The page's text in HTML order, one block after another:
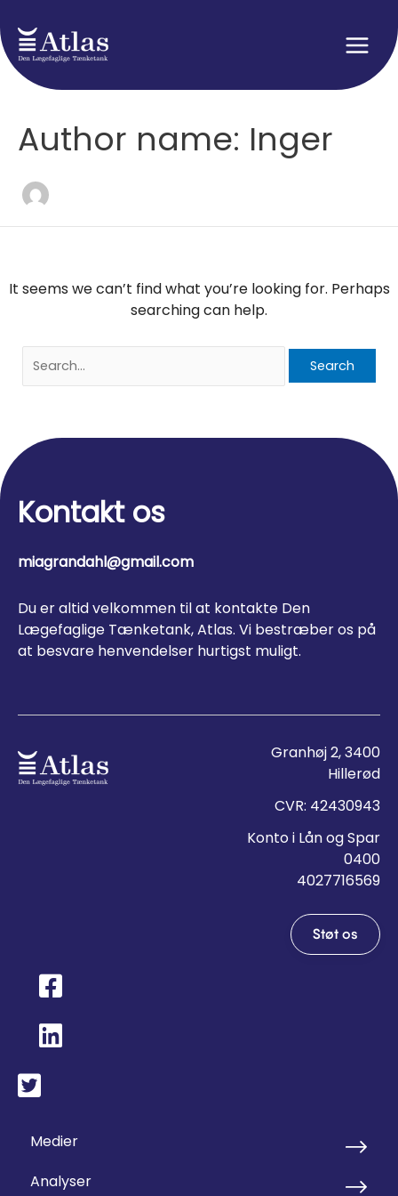
to
content
Main
Author name: Inger
It seems we can’t find what you’re looking for. Perhaps
searching can help.
for:
Kontakt os
miagrandahl@gmail.com
Du er altid velkommen til at kontakte Den
Lægefaglige Tænketank, Atlas. Vi bestræber os på
at besvare henvendelser hurtigst muligt.
Granhøj 2, 3400
Hillerød
CVR: 42430943
Konto i Lån og Spar
0400
4027716569
Støt os
Medier
Analyser